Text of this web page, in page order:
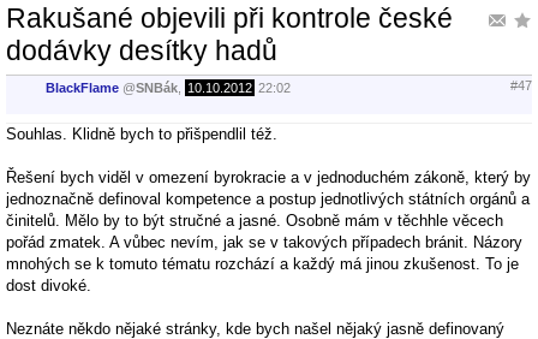
Rakušané objevili při kontrole české
dodávky desítky hadů
BlackFlame @SNBák 10.10.2012 22:02 #47
Souhlas. Klidně bych to přišpendlil též.
Řešení bych viděl v omezení byrokracie a v jednoduchém zákoně, který by
jednoznačně definoval kompetence a postup jednotlivých státních orgánů a
činitelů. Mělo by to být stručné a jasné. Osobně mám v těchhle věcech
pořád zmatek. A vůbec nevím, jak se v takových případech bránit. Názory
mnohých se k tomuto tématu rozchází a každý má jinou zkušenost. To je
dost divoké.
Neznáte někdo nějaké stránky, kde bych našel nějaký jasně definovaný